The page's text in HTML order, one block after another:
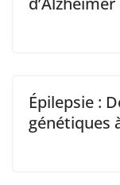
Épilepsie :
génétiques